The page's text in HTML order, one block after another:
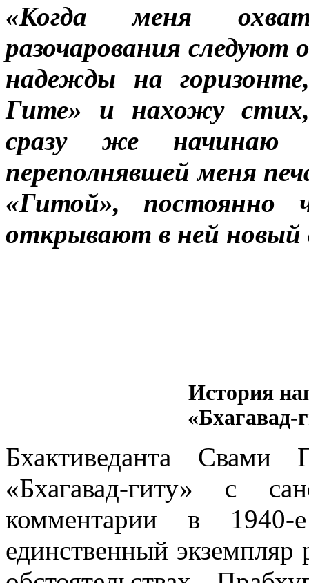
«Когда меня
разочарования следуют
надежды на
Гите» и нахожу
сразу же
переполнявшей меня
«Гитой»,
открывают в ней новый
История
«Бхагавад-
Бхактиведанта Свами
«Бхагавад-гиту» с
комментарии в
единственный экземпляр